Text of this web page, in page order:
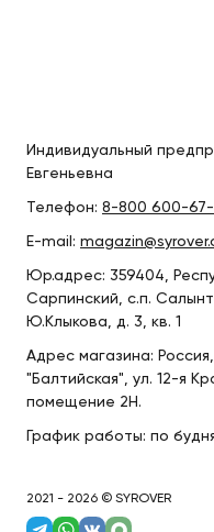
Индивидуальный
Евгеньевна
Телефон: 8-800 600-67-
E-mail:
Юр.адрес: 359404,
Сарпинский, с.п.
Ю.Клыкова, д. 3, кв. 1
Адрес магазина:
"Балтийская", ул. 12-я
помещение 2Н.
График работы: по
2021 - 2026 © SYROVER